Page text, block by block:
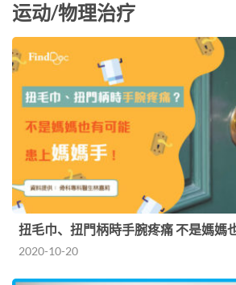
运动/物理治疗
扭毛巾、扭門柄時手腕疼痛 不是媽媽
2020-10-20